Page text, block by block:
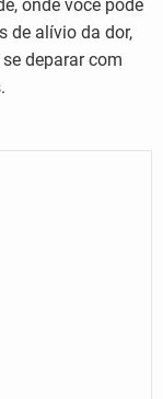
onde você pode
de alívio da dor,
deparar com